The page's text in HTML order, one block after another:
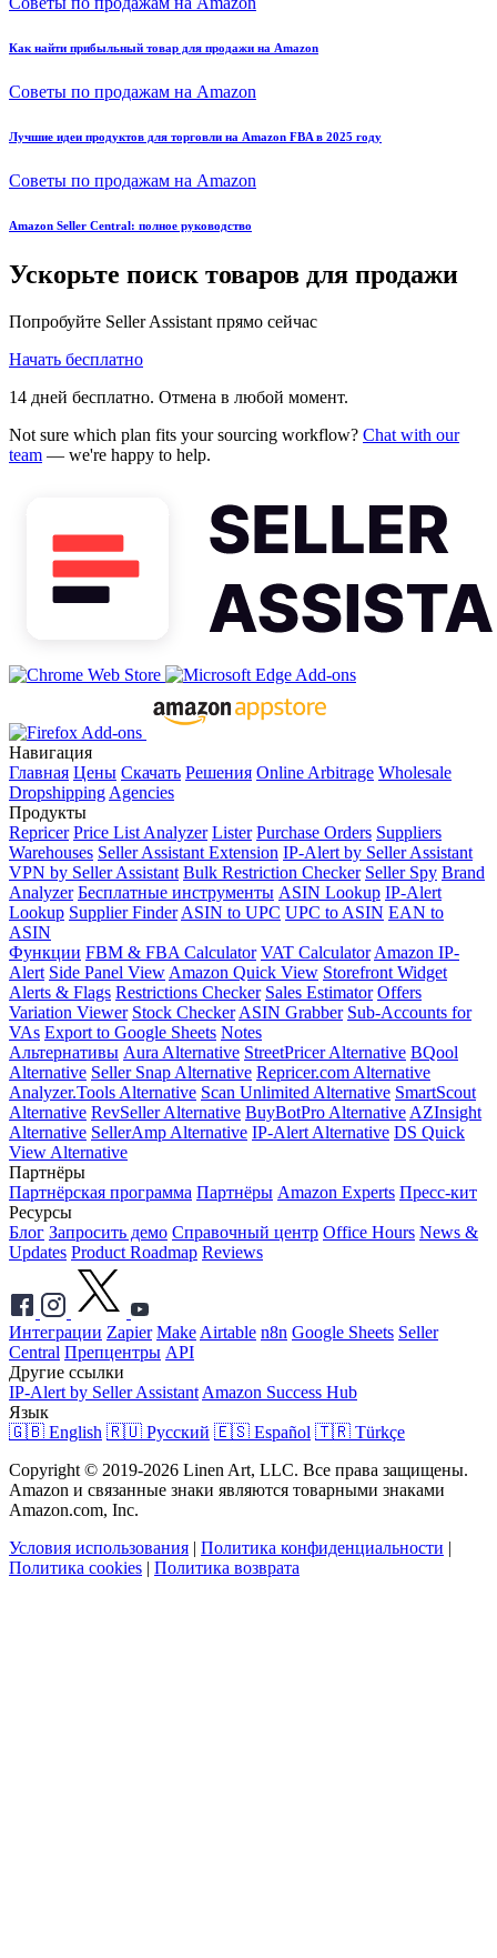
Как найти прибыльный товар для продажи на Amazon
Советы по продажам на Amazon
Лучшие идеи продуктов для торговли на Amazon FBA в 2025 году
Советы по продажам на Amazon
Amazon Seller Central: полное руководство
Ускорьте поиск товаров для продажи
Попробуйте Seller Assistant прямо сейчас
Начать бесплатно
14 дней бесплатно. Отмена в любой момент.
Not sure which plan fits your sourcing workflow? Chat with our
team — we're happy to help.
Навигация
Главная Цены Скачать Решения Online Arbitrage Wholesale
Dropshipping Agencies
Продукты
Repricer Price List Analyzer Lister Purchase Orders Suppliers
Warehouses Seller Assistant Extension IP-Alert by Seller Assistant
VPN by Seller Assistant Bulk Restriction Checker Seller Spy Brand
Analyzer Бесплатные инструменты ASIN Lookup IP-Alert
Lookup Supplier Finder ASIN to UPC UPC to ASIN EAN to
ASIN
Функции FBM & FBA Calculator VAT Calculator Amazon IP-
Alert Side Panel View Amazon Quick View Storefront Widget
Alerts & Flags Restrictions Checker Sales Estimator Offers
Variation Viewer Stock Checker ASIN Grabber Sub-Accounts for
VAs Export to Google Sheets Notes
Альтернативы Aura Alternative StreetPricer Alternative BQool
Alternative Seller Snap Alternative Repricer.com Alternative
Analyzer.Tools Alternative Scan Unlimited Alternative SmartScout
Alternative RevSeller Alternative BuyBotPro Alternative AZInsight
Alternative SellerAmp Alternative IP-Alert Alternative DS Quick
View Alternative
Партнёры
Партнёрская программа Партнёры Amazon Experts Пресс-кит
Ресурсы
Блог Запросить демо Справочный центр Office Hours News &
Updates Product Roadmap Reviews
Интеграции Zapier Make Airtable n8n Google Sheets Seller
Central Препцентры API
Другие ссылки
IP-Alert by Seller Assistant Amazon Success Hub
Язык
🇬🇧 English 🇷🇺 Русский 🇪🇸 Español 🇹🇷 Türkçe
Copyright © 2019-2026 Linen Art, LLC. Все права защищены.
Amazon и связанные знаки являются товарными знаками
Amazon.com, Inc.
Условия использования | Политика конфиденциальности |
Политика cookies | Политика возврата